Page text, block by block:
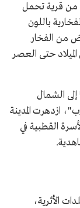
من قرية تحمل
باللون
من الفخار
حتى العصر
إلى الشمال
ازدهرت المدينة
القطبية في
الأثرية،